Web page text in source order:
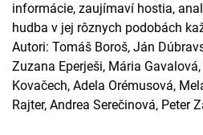
informácie, zaujímaví hostia,
hudba v jej rôznych podobách
Autori: Tomáš Boroš, Ján
Zuzana Eperješi, Mária
Kovačech, Adela Orémusová,
Rajter, Andrea Serečinová, Peter